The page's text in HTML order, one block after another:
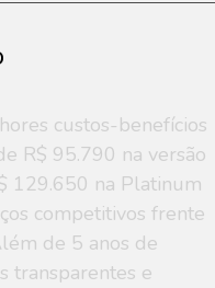
custos-benefícios
R$ 95.790 na versão
129.650 na Platinum
competitivos frente
de 5 anos de
transparentes e